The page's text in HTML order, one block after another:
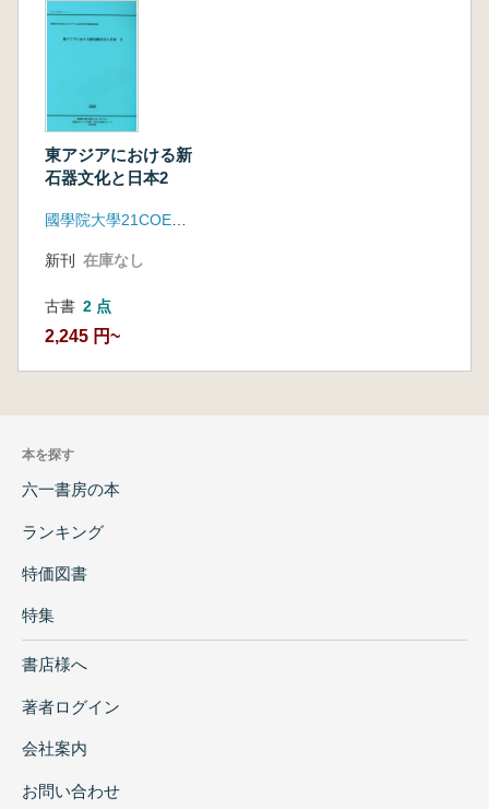
東アジアにおける新
石器文化と日本2
國學院大學21COE第1グループ考古学班
新刊 在庫なし
古書 2 点
2,245 円~
本を探す
六一書房の本
ランキング
特価図書
特集
書店様へ
著者ログイン
会社案内
お問い合わせ